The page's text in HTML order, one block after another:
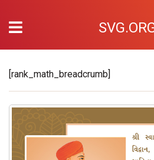
[rank_math_breadcrumb]